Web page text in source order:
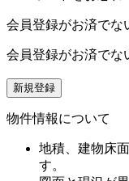
会員登録がお済でな
会員登録がお済でな
物件情報について
地積、建物床
す。